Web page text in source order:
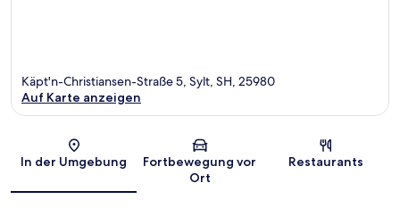
Karte
Käpt'n-Christiansen-Straße 5, Sylt, SH, 25980
Auf Karte anzeigen
In der Umgebung
Fortbewegung vor
Ort
Restaurants